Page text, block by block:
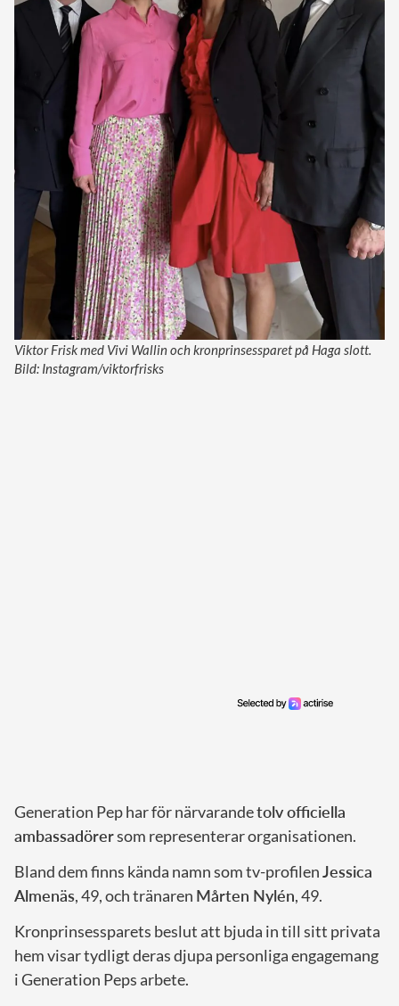
Viktor Frisk med Vivi Wallin och kronprinsessparet på Haga slott.
Bild: Instagram/viktorfrisks
Generation Pep har för närvarandetolv officiella
ambassadörersom representerar organisationen.
Bland dem finns kända namn som tv-profilenJessica
Almenäs, 49, och tränaren Mårten Nylén, 49.
Kronprinsessparets beslut att bjuda in till sitt privata
hem visar tydligt deras djupa personliga engagemang
i Generation Peps arbete.